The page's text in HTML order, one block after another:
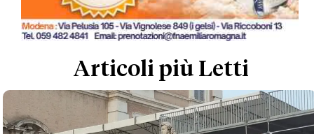
Articoli più Letti